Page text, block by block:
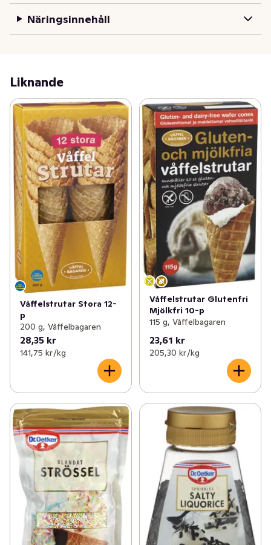
Näringsinnehåll
Liknande
Våffelstrutar Stora 12-
p
200 g, Våffelbagaren
28,35 kr
141,75 kr /kg
Våffelstrutar Glutenfri
Mjölkfri 10-p
115 g, Våffelbagaren
23,61 kr
205,30 kr /kg